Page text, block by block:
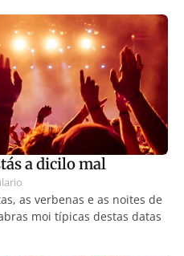
a dicilo mal
as verbenas e as noites de
moi típicas destas datas